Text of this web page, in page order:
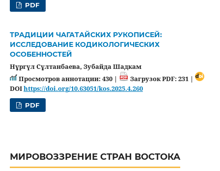
PDF
ТРAДИЦИИ ЧАГАТАЙСКИХ РУКОПИСЕЙ:
ИССЛЕДОВАНИЕ КОДИКОЛОГИЧЕСКИХ
ОСОБЕННОСТЕЙ
Нұргүл Сұлтанбаева, Зубайда Шадкам
Просмотров аннотации: 430 |
Загрузок PDF: 231 |
DOIhttps://doi.org/10.63051/kos.2025.4.260
PDF
МИРОВОЗЗРЕНИЕ СТРАН ВОСТОКА